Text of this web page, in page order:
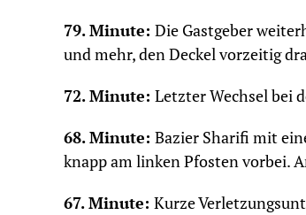
79. Minute: Die Gastgeber
und mehr, den Deckel vorzeitig
72. Minute: Letzter Wechsel bei
68. Minute: Bazier Sharifi mit
knapp am linken Pfosten vorbei.
67. Minute: Kurze